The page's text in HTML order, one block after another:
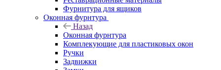
Фурнитура для ящиков
Оконная фурнтура
Назад
Оконная фурнтура
Комплекующие для пластиковых окон
Ручки
Задвижки